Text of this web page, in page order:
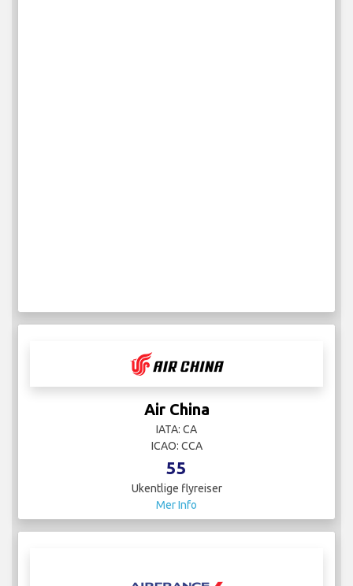
Air China
IATA: CA
ICAO: CCA
55
Ukentlige flyreiser
Mer Info